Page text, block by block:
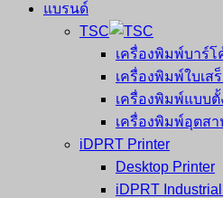
แบรนด์
TSC
เครื่องพิมพ์บาร์โ
เครื่องพิมพ์ใบเส
เครื่องพิมพ์แบบตั้
เครื่องพิมพ์อุตสา
iDPRT Printer
Desktop Printer
iDPRT